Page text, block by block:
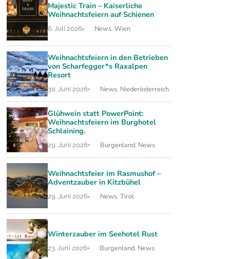
Majestic Train – Kaiserliche
Weihnachtsfeiern auf Schienen
6. Juli 2026 News, Wien
Weihnachtsfeiern in den Betrieben
von Scharfegger*s Raxalpen
Resort
30. Juni 2026 News Niederösterreich
Glühwein statt PowerPoint:
Weihnachtsfeiern im Burghotel
Schlaining.
29. Juni 2026 Burgenland News
Weihnachtsfeier im Rasmushof –
Adventzauber in Kitzbühel
29. Juni 2026 News, Tirol
Winterzauber im Seehotel Rust
23. Juni 2026 Burgenland News